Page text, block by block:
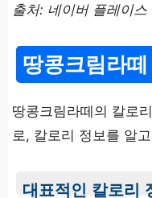
출처: 네이버 플레이스
땅콩크림라떼
땅콩크림라떼의 칼로
로, 칼로리 정보를 알
대표적인 칼로리